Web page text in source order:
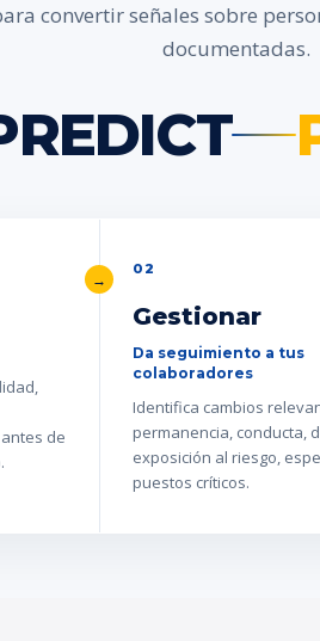
convertir señales sobre
documentadas.
de
02
Gestionar
Da seguimiento a tus
colaboradores
Identifica cambios
permanencia, conducta,
exposición al riesgo,
puestos críticos.